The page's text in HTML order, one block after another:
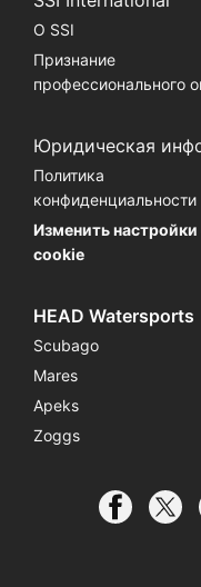
О SSI
Признание
профессионального
Юридическая
Политика
конфиденциальности
Изменить
cookie
HEAD Watersports
Scubago
Mares
Apeks
Zoggs